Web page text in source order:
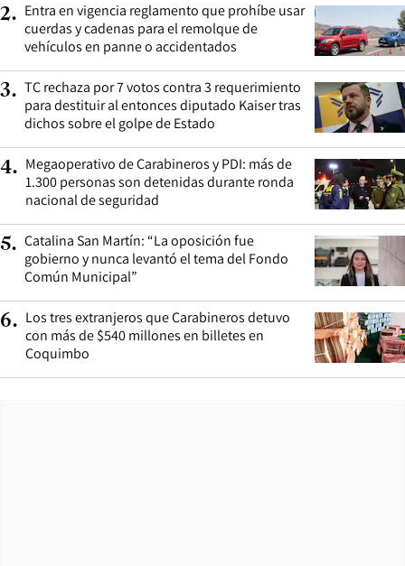
2. Entra en vigencia reglamento que prohíbe usar
cuerdas y cadenas para el remolque de
vehículos en panne o accidentados
3. TC rechaza por 7 votos contra 3 requerimiento
para destituir al entonces diputado Kaiser tras
dichos sobre el golpe de Estado
4. Megaoperativo de Carabineros y PDI: más de
1.300 personas son detenidas durante ronda
nacional de seguridad
5. Catalina San Martín: “La oposición fue
gobierno y nunca levantó el tema del Fondo
Común Municipal”
6. Los tres extranjeros que Carabineros detuvo
con más de $540 millones en billetes en
Coquimbo